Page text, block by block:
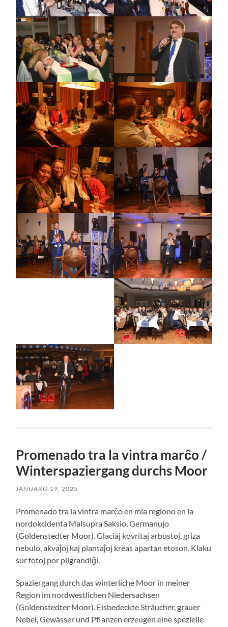
Promenado tra la vintra marĉo /
Winterspaziergang durchs Moor
JANUARO 19, 2025
Promenado tra la vintra marĉo en mia regiono en la
nordokcidenta Malsupra Saksio, Germanujo
(Goldenstedter Moor). Glaciaj kovritaj arbustoj, griza
nebulo, akvaĵoj kaj plantaĵoj kreas apartan etoson. Klaku
sur fotoj por pligrandiĝi.
Spaziergang durch das winterliche Moor in meiner
Region im nordwestlichen Niedersachsen
(Goldenstedter Moor). Eisbedeckte Sträucher, grauer
Nebel, Gewässer und Pflanzen erzeugen eine spezielle